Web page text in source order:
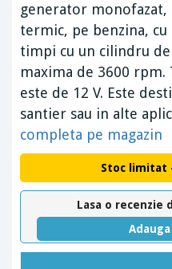
generator
termic, pe benzina,
timpi cu un cilindru
maxima de 3600 rpm.
este de 12 V. Este
santier sau in alte
completa pe magazin
Stoc limitat
Lasa o recenzie